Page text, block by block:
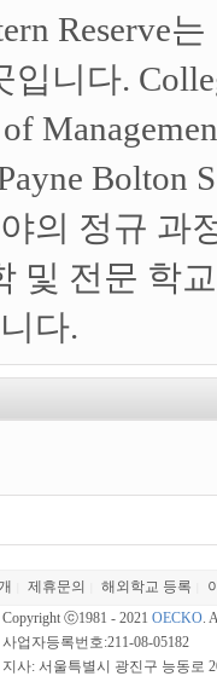
Reserve
니다.
Bolton
의 정규 과
및 전문 학
다.
제휴문의 해외학교 등록
Copyright ⓒ1981 - 2021 OECKO.
사업자등록번호:211-08-05182
지사: 서울특별시 광진구 능동로